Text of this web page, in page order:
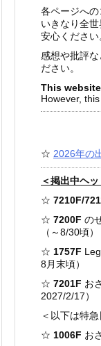
各ページへの
いきなり全
安心ください
感想や批評
ださい。
This
However,
☆ 2026年の
＜掲出中ヘ
☆ 7210F/
☆ 7200F の
（～8/30頃）
☆ 1757F
8月末頃）
☆ 7201F お
2027/2/17）
＜以下は特
☆ 1006F お